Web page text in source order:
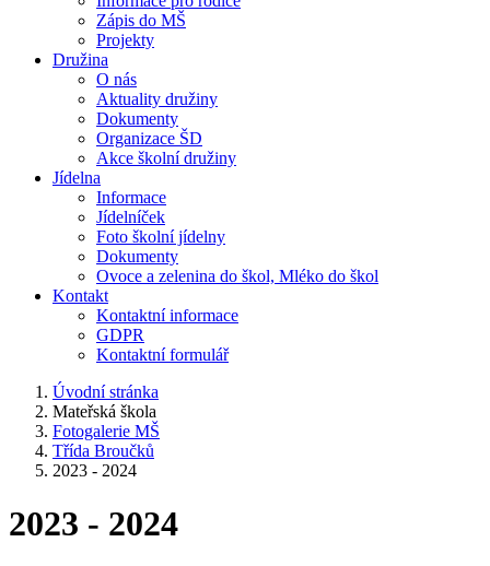
Zápis do MŠ
Projekty
Družina
O nás
Aktuality družiny
Dokumenty
Organizace ŠD
Akce školní družiny
Jídelna
Informace
Jídelníček
Foto školní jídelny
Dokumenty
Ovoce a zelenina do škol, Mléko do škol
Kontakt
Kontaktní informace
GDPR
Kontaktní formulář
Úvodní stránka
Mateřská škola
Fotogalerie MŠ
Třída Broučků
2023 - 2024
2023 - 2024